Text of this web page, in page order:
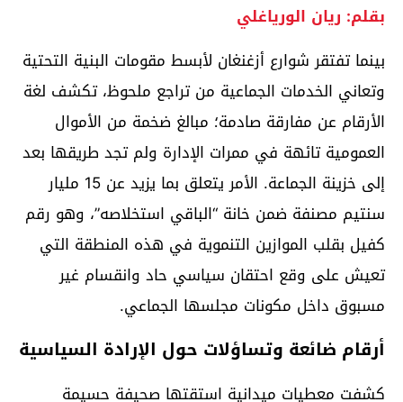
بقلم: ريان الورياغلي
بينما تفتقر شوارع أزغنغان لأبسط مقومات البنية التحتية
وتعاني الخدمات الجماعية من تراجع ملحوظ، تكشف لغة
الأرقام عن مفارقة صادمة؛ مبالغ ضخمة من الأموال
العمومية تائهة في ممرات الإدارة ولم تجد طريقها بعد
إلى خزينة الجماعة. الأمر يتعلق بما يزيد عن 15 مليار
سنتيم مصنفة ضمن خانة “الباقي استخلاصه”، وهو رقم
كفيل بقلب الموازين التنموية في هذه المنطقة التي
تعيش على وقع احتقان سياسي حاد وانقسام غير
مسبوق داخل مكونات مجلسها الجماعي.
أرقام ضائعة وتساؤلات حول الإرادة السياسية
كشفت معطيات ميدانية استقتها صحيفة حسيمة